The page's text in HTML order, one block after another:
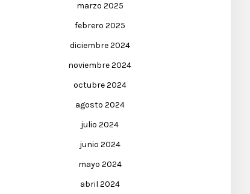
marzo 2025
febrero 2025
diciembre 2024
noviembre 2024
octubre 2024
agosto 2024
julio 2024
junio 2024
mayo 2024
abril 2024